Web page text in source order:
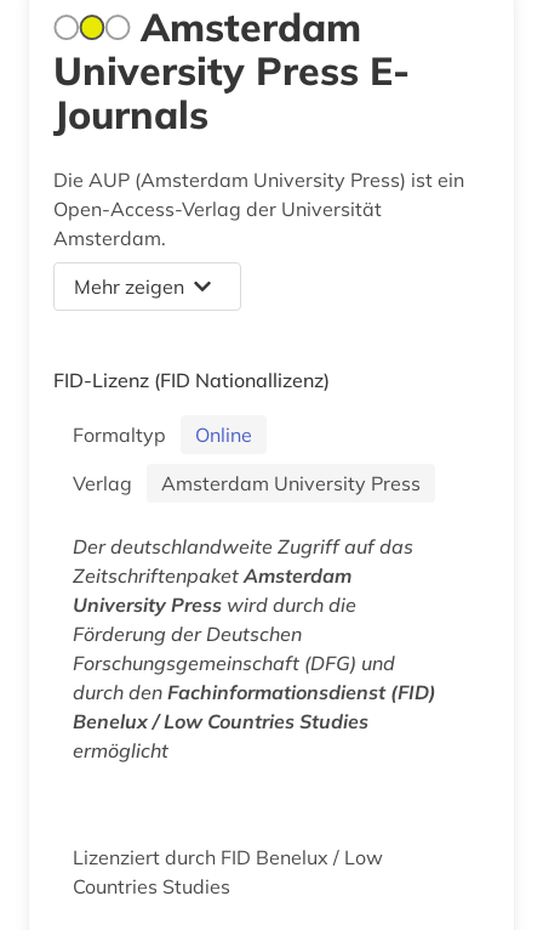
Amsterdam
University Press E-
Journals
Die AUP (Amsterdam University Press) ist ein
Open-Access-Verlag der Universität
Amsterdam.
Mehr zeigen
FID-Lizenz (FID Nationallizenz)
Formaltyp
Online
Verlag
Amsterdam University Press
Der deutschlandweite Zugriff auf das
Zeitschriftenpaket Amsterdam
University Press wird durch die
Förderung der Deutschen
Forschungsgemeinschaft (DFG) und
durch den Fachinformationsdienst (FID)
Benelux / Low Countries Studies
ermöglicht
Lizenziert durch FID Benelux / Low
Countries Studies